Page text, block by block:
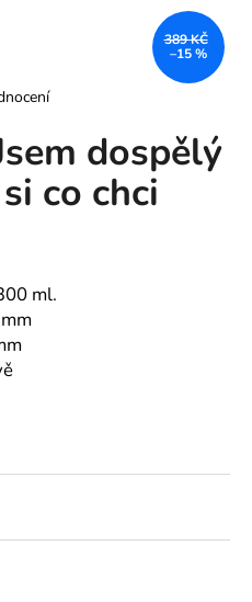
dospělý
co chci
ml.
389 KČ
–15 %